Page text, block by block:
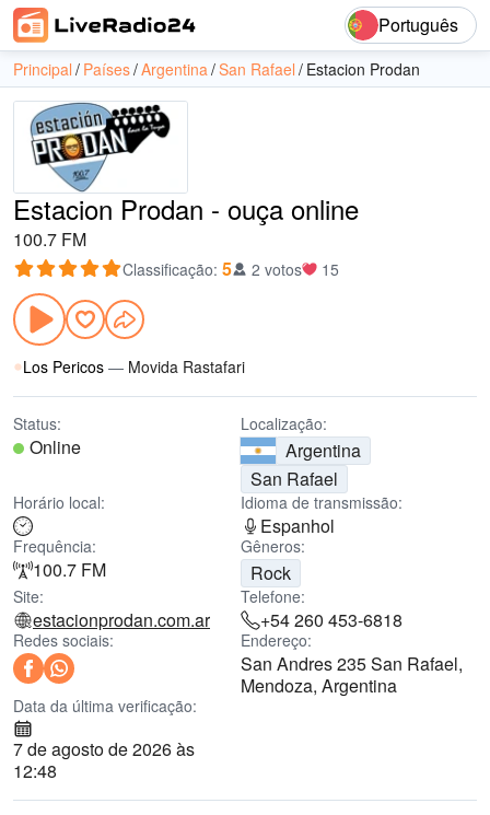
Português
Principal Países Argentina San Rafael Estacion Prodan
Estacion Prodan - ouça online
100.7 FM
Classificação: 5 2 votos 15
Los Pericos — Movida Rastafari
Status:
Online
Localização:
Argentina
San Rafael
Horário local: Idioma de transmissão:
Espanhol
Frequência:
100.7 FM
Gêneros:
Rock
Site:
estacionprodan.com.ar
Telefone:
+54 260 453-6818
Redes sociais: Endereço:
San Andres 235 San Rafael,
Mendoza, Argentina
Data da última verificação:
7 de agosto de 2026 às
12:48